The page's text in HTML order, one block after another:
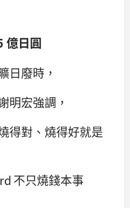
億日圓
日廢時，
明宏強調，
得對、燒得好就是
不只燒錢本事